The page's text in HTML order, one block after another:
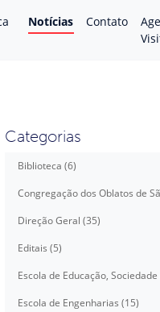
Notícias Contato
Categorias
Biblioteca (6)
Congregação dos Oblatos de
Direção Geral (35)
Editais (5)
Escola de Educação,
Escola de Engenharias (15)